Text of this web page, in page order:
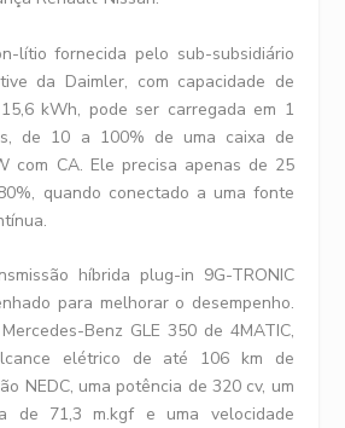
lítio fornecida pelo sub-subsidiário
da Daimler, com capacidade de
kWh, pode ser carregada em 1
de 10 a 100% de uma caixa de
com CA. Ele precisa apenas de 25
quando conectado a uma fonte
híbrida plug-in 9G-TRONIC
para melhorar o desempenho.
Benz GLE 350 de 4MATIC,
elétrico de até 106 km de
NEDC, uma potência de 320 cv, um
de 71,3 m.kgf e uma velocidade